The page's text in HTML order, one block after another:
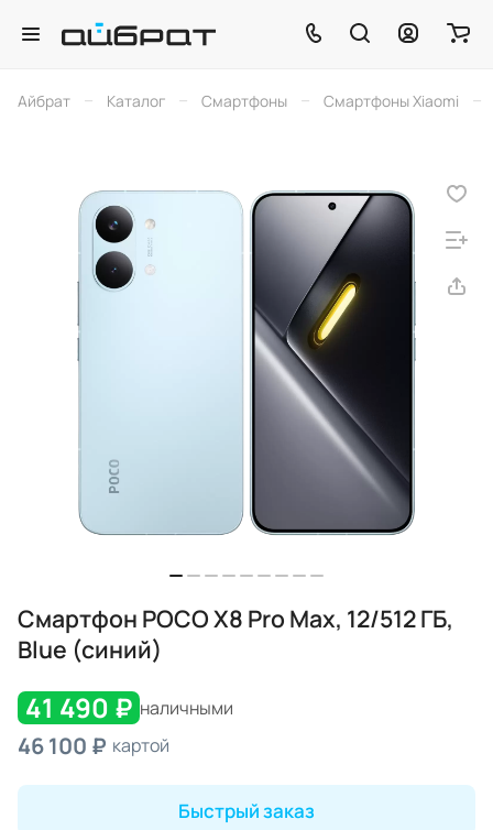
Айбрат – Каталог – Смартфоны – Смартфоны Xiaomi –
Смартфон POCO X8 Pro Max, 12/512 ГБ,
Blue (синий)
41 490 ₽ наличными
46 100 ₽ картой
Быстрый заказ